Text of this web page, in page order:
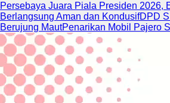
Persebaya Juara Piala Presiden 2026,
Berlangsung Aman dan KondusifDPD
Berujung MautPenarikan Mobil Pajero